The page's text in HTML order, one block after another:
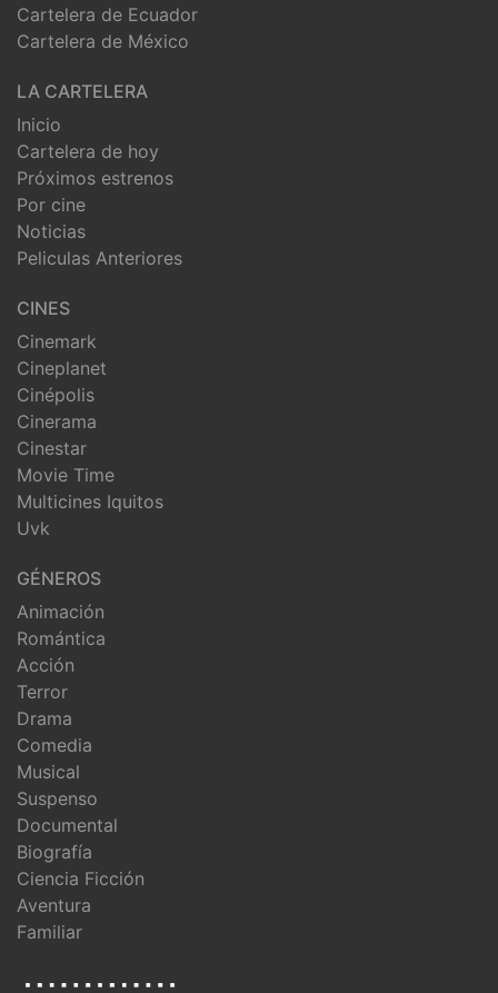
Cartelera de Ecuador
Cartelera de México
LA CARTELERA
Inicio
Cartelera de hoy
Próximos estrenos
Por cine
Noticias
Peliculas Anteriores
CINES
Cinemark
Cineplanet
Cinépolis
Cinerama
Cinestar
Movie Time
Multicines Iquitos
Uvk
GÉNEROS
Animación
Romántica
Acción
Terror
Drama
Comedia
Musical
Suspenso
Documental
Biografía
Ciencia Ficción
Aventura
Familiar